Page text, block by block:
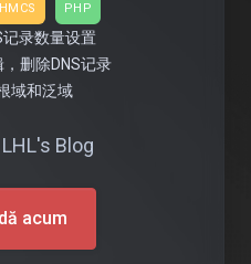
PHP
录数量设置
删除DNS记录
域和泛域
LHL's Blog
acum